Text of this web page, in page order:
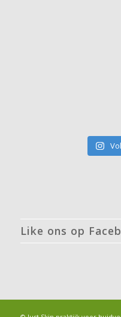
Like ons op